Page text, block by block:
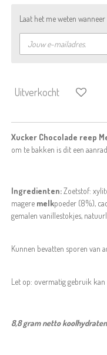
Laat het me weten
Uitverkocht
Xucker Chocolade reep
om te bakken is dit een
Ingredienten:Zoetstof:
magere melkpoeder (8%),
gemalen vanillestokjes,
Kunnen bevatten sporen van
Let op: overmatig gebruik kan
8,8 gram netto